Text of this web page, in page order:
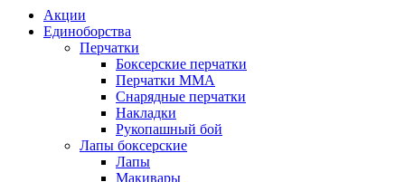
Акции
Единоборства
Перчатки
Боксерские перчатки
Перчатки ММА
Снарядные перчатки
Накладки
Рукопашный бой
Лапы боксерские
Лапы
Макивары